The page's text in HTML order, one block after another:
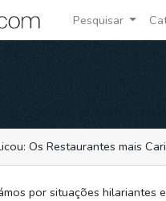
Pesquisar
Os Restaurantes mais
por situações hilariantes